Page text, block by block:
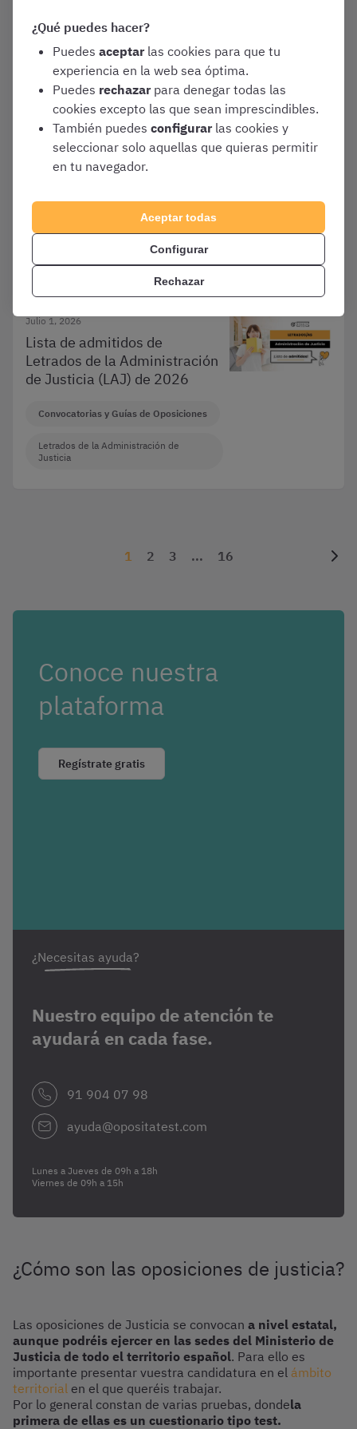
Gestión Procesal
Julio 6, 2026
Lista de aprobados de
Letrados de la Administración
de Justicia de 2026 ¿qué es y
dónde consultarla?
Julio 1, 2026
Lista de admitidos de
Letrados de la Administración
de Justicia (LAJ) de 2026
Convocatorias y Guías de Oposiciones
Letrados de la Administración de
Justicia
1 2 3 ... 16
Conoce nuestra
plataforma
Regístrate gratis
¿Necesitas ayuda?
Nuestro equipo de atención te
ayudará en cada fase.
91 904 07 98
ayuda@opositatest.com
Lunes a Jueves de 09h a 18h
Viernes de 09h a 15h
¿Cómo son las oposiciones de justicia?
Las oposiciones de Justicia se convocan a nivel estatal,
aunque podréis ejercer en las sedes del Ministerio de
Justicia de todo el territorio español. Para ello es
importante presentar vuestra candidatura en el ámbito
territorial en el que queréis trabajar.
Por lo general constan de varias pruebas, dondela
primera de ellas es un cuestionario tipo test.
¿Qué puedes hacer?
Puedes aceptar las cookies para que tu
experiencia en la web sea óptima.
Puedes rechazar para denegar todas las
cookies excepto las que sean imprescindibles.
También puedes configurar las cookies y
seleccionar solo aquellas que quieras permitir
en tu navegador.
Aceptar todas
Configurar
Rechazar